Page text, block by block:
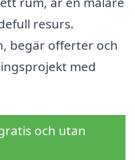
resurs.
begär offerter och
med
och utan